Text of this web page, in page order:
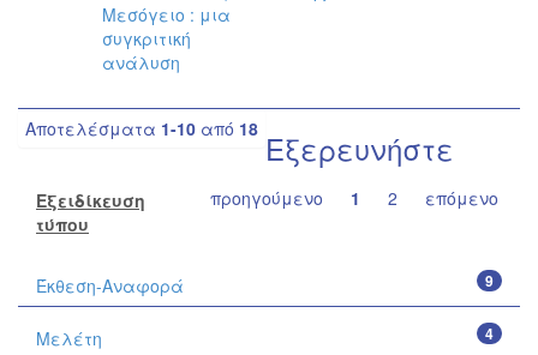
Μεσόγειο : μια
συγκριτική
ανάλυση
Αποτελέσματα 1-10 από 18
προηγούμενο 1 2 επόμενο
Εξερευνήστε
Εξειδίκευση
τύπου
9
Έκθεση-Αναφορά
4
Μελέτη